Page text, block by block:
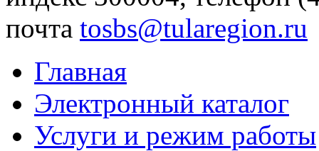
почта tosbs@tularegion.ru
Главная
Электронный каталог
Услуги и режим работы